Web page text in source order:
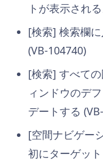
トが表示され
[検索] 検索欄
(VB-104740)
[検索] すべて
ィンドウのデ
デートする
[空間ナビゲー
初にターゲッ